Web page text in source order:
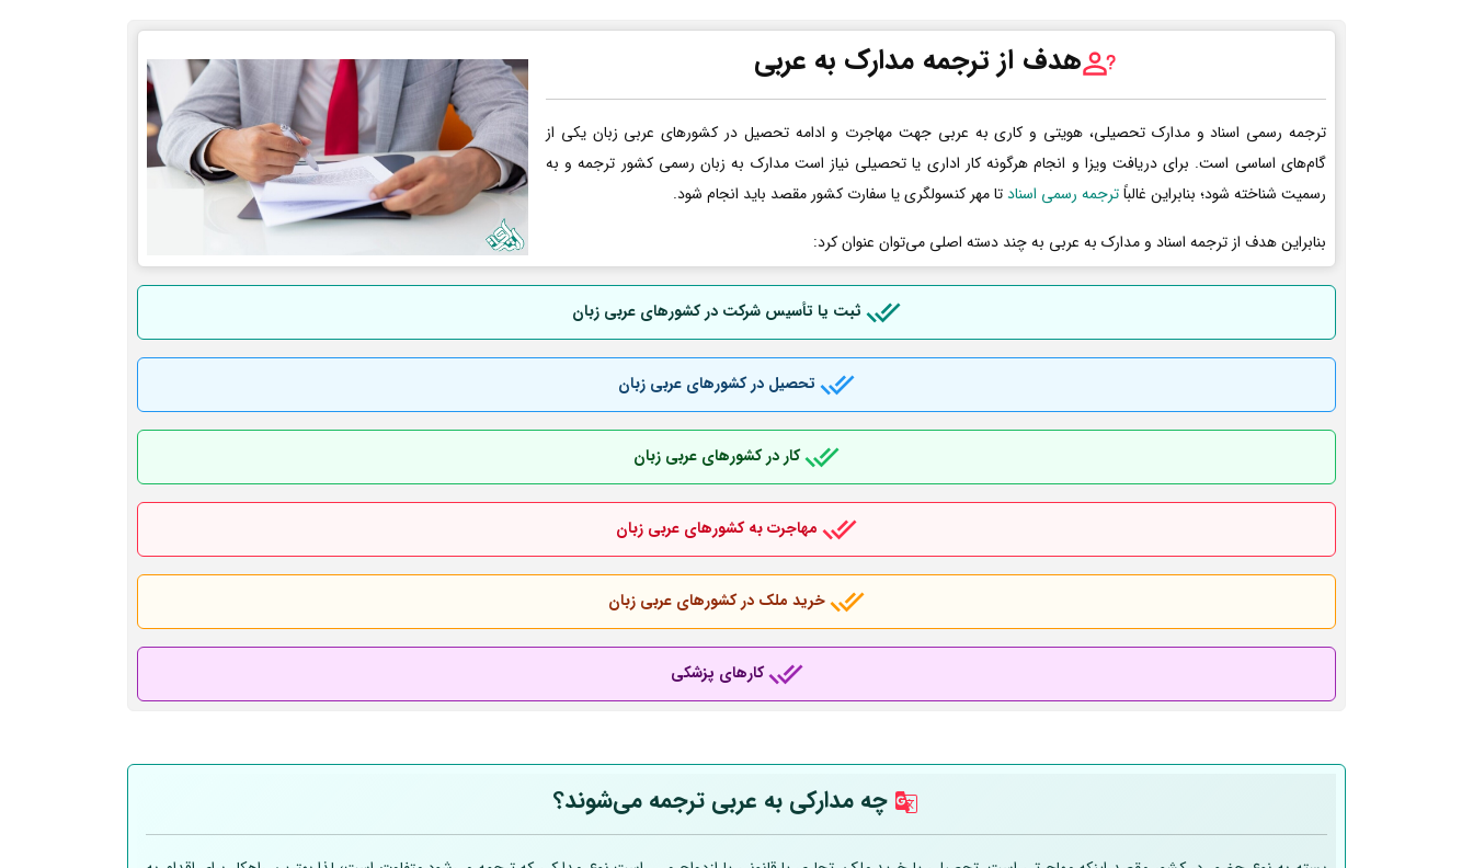
هدف از ترجمه مدارک به عربی
ترجمه رسمی اسناد و مدارک تحصیلی، هویتی و کاری به عربی جهت مهاجرت و ادامه تحصیل در کشورهای عربی زبان یکی از
گام‌های اساسی است. برای دریافت ویزا و انجام هرگونه کار اداری یا تحصیلی نیاز است مدارک به زبان رسمی کشور ترجمه و به
رسمیت شناخته شود؛ بنابراین غالباًترجمه رسمی اسنادتا مهر کنسولگری یا سفارت کشور مقصد باید انجام شود.
بنابراین هدف از ترجمه اسناد و مدارک به عربی به چند دسته اصلی می‌توان عنوان کرد:
ثبت یا تأسیس شرکت در کشورهای عربی زبان
تحصیل در کشورهای عربی زبان
کار در کشورهای عربی زبان
مهاجرت به کشورهای عربی زبان
خرید ملک در کشورهای عربی زبان
کارهای پزشکی
چه مدارکی به عربی ترجمه می‌شوند؟